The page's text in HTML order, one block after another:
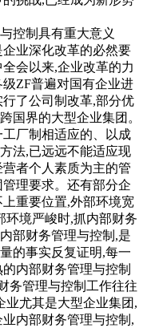
控制具有重大意义
业深化改革的必然要
会以来,企业改革的力
ZF普遍对国有企业进
了公司制改革,部分优
国界的大型企业集团。
厂制相适应的、以成
法,已远远不能适应现
者个人素质为主的管
理要求。还有部分企
重要位置,外部环境宽
环境严峻时,抓内部财务
部财务管理与控制,是
的事实反复证明,每一
内部财务管理与控制
务管理与控制工作往往
业尤其是大型企业集团,
内部财务管理与控制,